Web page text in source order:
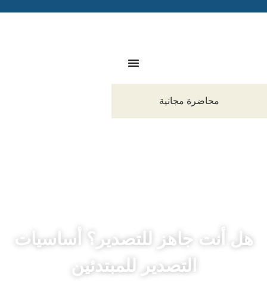
محاضرة مجانية
هل أنت جاهز للتصدير؟ أساسيات
التصدير للمبتدئين